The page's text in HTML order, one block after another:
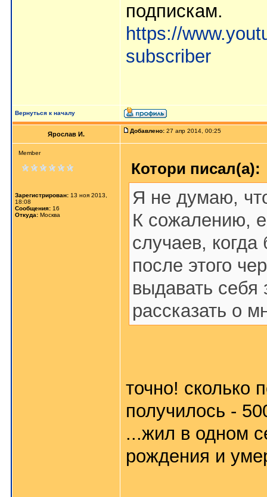
подпискам.
https://
subscriber
Вернуться к началу
Ярослав И. Добавлено: 27 апр 2014, 00:25
Member
Зарегистрирован: 13 ноя 2013,
18:08
Сообщения: 16
Откуда: Москва
Котори писал(а):
Я не думаю,
К сожалению,
случаев,
после этого
выдавать себя
рассказать о
точно! сколько
получилось -
...жил в одном
рождения и